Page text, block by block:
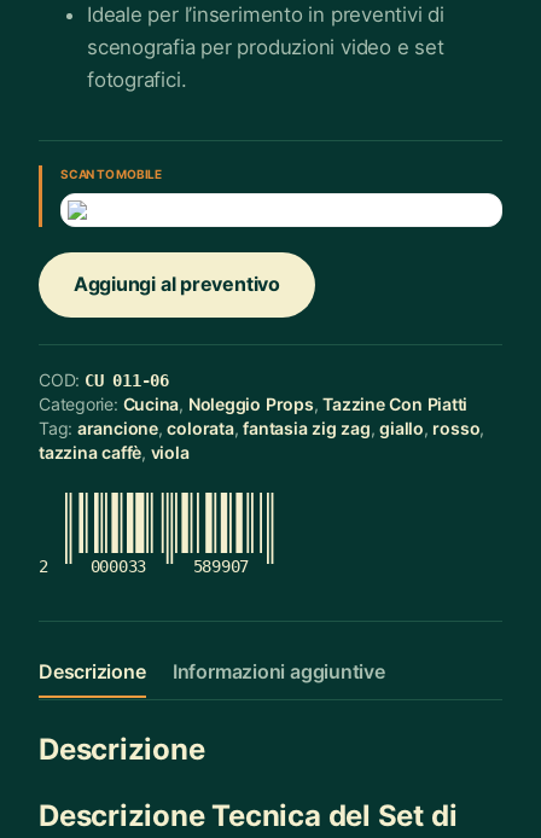
Ideale per l’inserimento in preventivi di
scenografia per produzioni video e set
fotografici.
SCAN TO MOBILE
Aggiungi al preventivo
COD: CU 011-06
Categorie: Cucina, Noleggio Props,Tazzine Con Piatti
Tag: arancione,colorata,fantasia zig zag,giallo, rosso,
tazzina caffè, viola
2 000033 589907
Descrizione Informazioni aggiuntive
Descrizione
Descrizione Tecnica del Set di